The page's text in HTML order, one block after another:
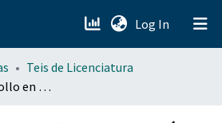
Log In (current)
Teis de Licenciatura
Elecciones y desarrollo en la región III, Ciudad Serdán del estado de Puebla de 1960 a 1990